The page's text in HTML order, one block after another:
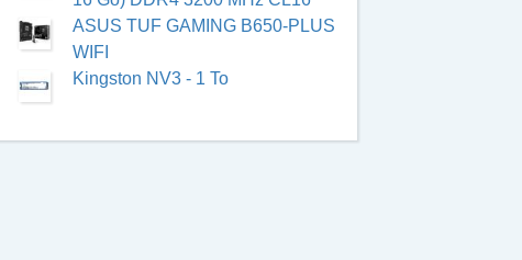
ASUS TUF GAMING B650-PLUS
WIFI
Kingston NV3 - 1 To